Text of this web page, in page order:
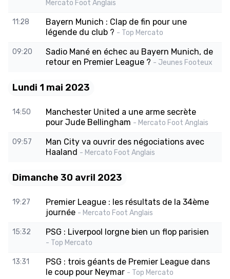
Mercato Foot Anglais
11:28
Bayern Munich : Clap de fin pour une
légende du club ? - Top Mercato
09:20
Sadio Mané en échec au Bayern Munich, de
retour en Premier League ? - Jeunes Footeux
Lundi 1 mai 2023
14:50
Manchester United a une arme secrète
pour Jude Bellingham - Mercato Foot Anglais
09:57
Man City va ouvrir des négociations avec
Haaland - Mercato Foot Anglais
Dimanche 30 avril 2023
19:27
Premier League : les résultats de la 34ème
journée - Mercato Foot Anglais
15:32 PSG : Liverpool lorgne bien un flop parisien
- Top Mercato
13:31
PSG : trois géants de Premier League dans
le coup pour Neymar - Top Mercato